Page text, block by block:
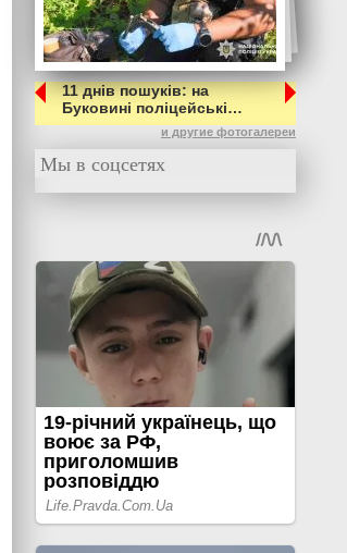
11 днів пошуків: на
Буковині поліцейські…
и другие фотогалереи
Мы в соцсетях